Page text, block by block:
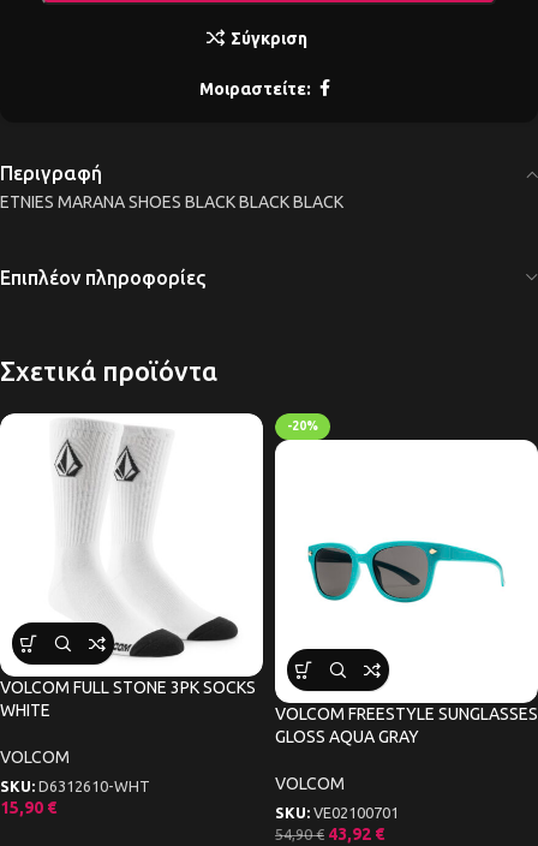
Σύγκριση
Μοιραστείτε:
Περιγραφή
ETNIES MARANA SHOES BLACK BLACK BLACK
Επιπλέον πληροφορίες
Σχετικά προϊόντα
VOLCOM FULL STONE 3PK SOCKS
WHITE
VOLCOM
SKU: D6312610-WHT
15,90 €
-20%
VOLCOM FREESTYLE SUNGLASSES
GLOSS AQUA GRAY
VOLCOM
SKU: VE02100701
54,90€ 43,92 €